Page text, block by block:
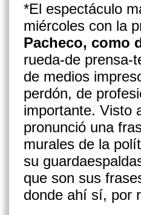
*El espectáculo
miércoles con la
Pacheco, como
rueda-de prensa-
de medios
perdón, de
importante. Visto
pronunció una
murales de la
su
que son sus
donde ahí sí, por